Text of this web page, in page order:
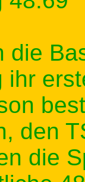
die
ihr
den
die